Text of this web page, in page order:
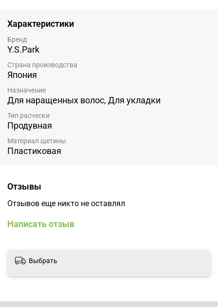
Характеристики
Бренд
Y.S.Park
Страна производства
Япония
Назначение
Для наращенных волос, Для укладки
Тип расчески
Продувная
Материал щетины
Пластиковая
Отзывы
Отзывов еще никто не оставлял
Написать отзыв
Выбрать